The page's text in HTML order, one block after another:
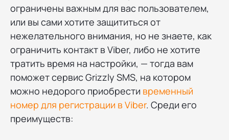
ограничены важным для вас пользователем,
или вы сами хотите защититься от
нежелательного внимания, но не знаете, как
ограничить контакт в Viber, либо не хотите
тратить время на настройки, — тогда вам
поможет сервис Grizzly SMS, на котором
можно недорого приобрести временный
номер для регистрации в Viber. Среди его
преимуществ: